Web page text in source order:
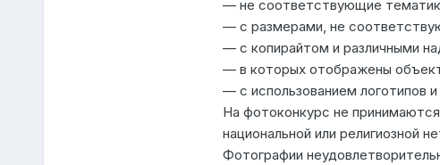
— не соответствующие
— с размерами, не
— с копирайтом и различными
— в которых отображены
— с использованием логотипов
На фотоконкурс не
национальной или религиозной
Фотографии